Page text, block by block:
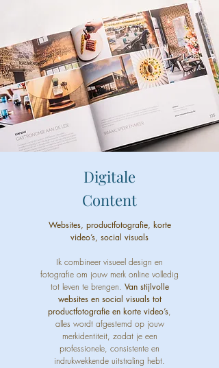
Digitale
Content
Websites, productfotografie, korte
video’s, social visuals
Ik combineer visueel design en
fotografie om jouw merk online volledig
tot leven te brengen. Van stijlvolle
websites en social visuals tot
productfotografie en korte video’s,
alles wordt afgestemd op jouw
merkidentiteit, zodat je een
professionele, consistente en
indrukwekkende uitstraling hebt.